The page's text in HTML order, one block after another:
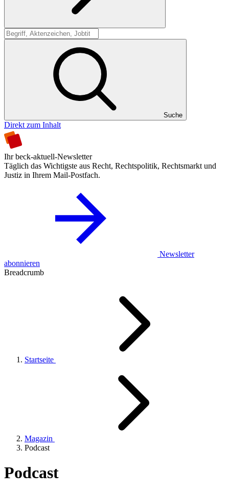
Suche
Suche
Direkt zum Inhalt
Ihr beck-aktuell-Newsletter
Täglich das Wichtigste aus Recht, Rechtspolitik, Rechtsmarkt und
Justiz in Ihrem Mail-Postfach.
Newsletter
abonnieren
Breadcrumb
Startseite
Magazin
Podcast
Podcast